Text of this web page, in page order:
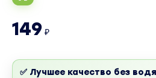
149 ₽
✅ Лучшее качество без